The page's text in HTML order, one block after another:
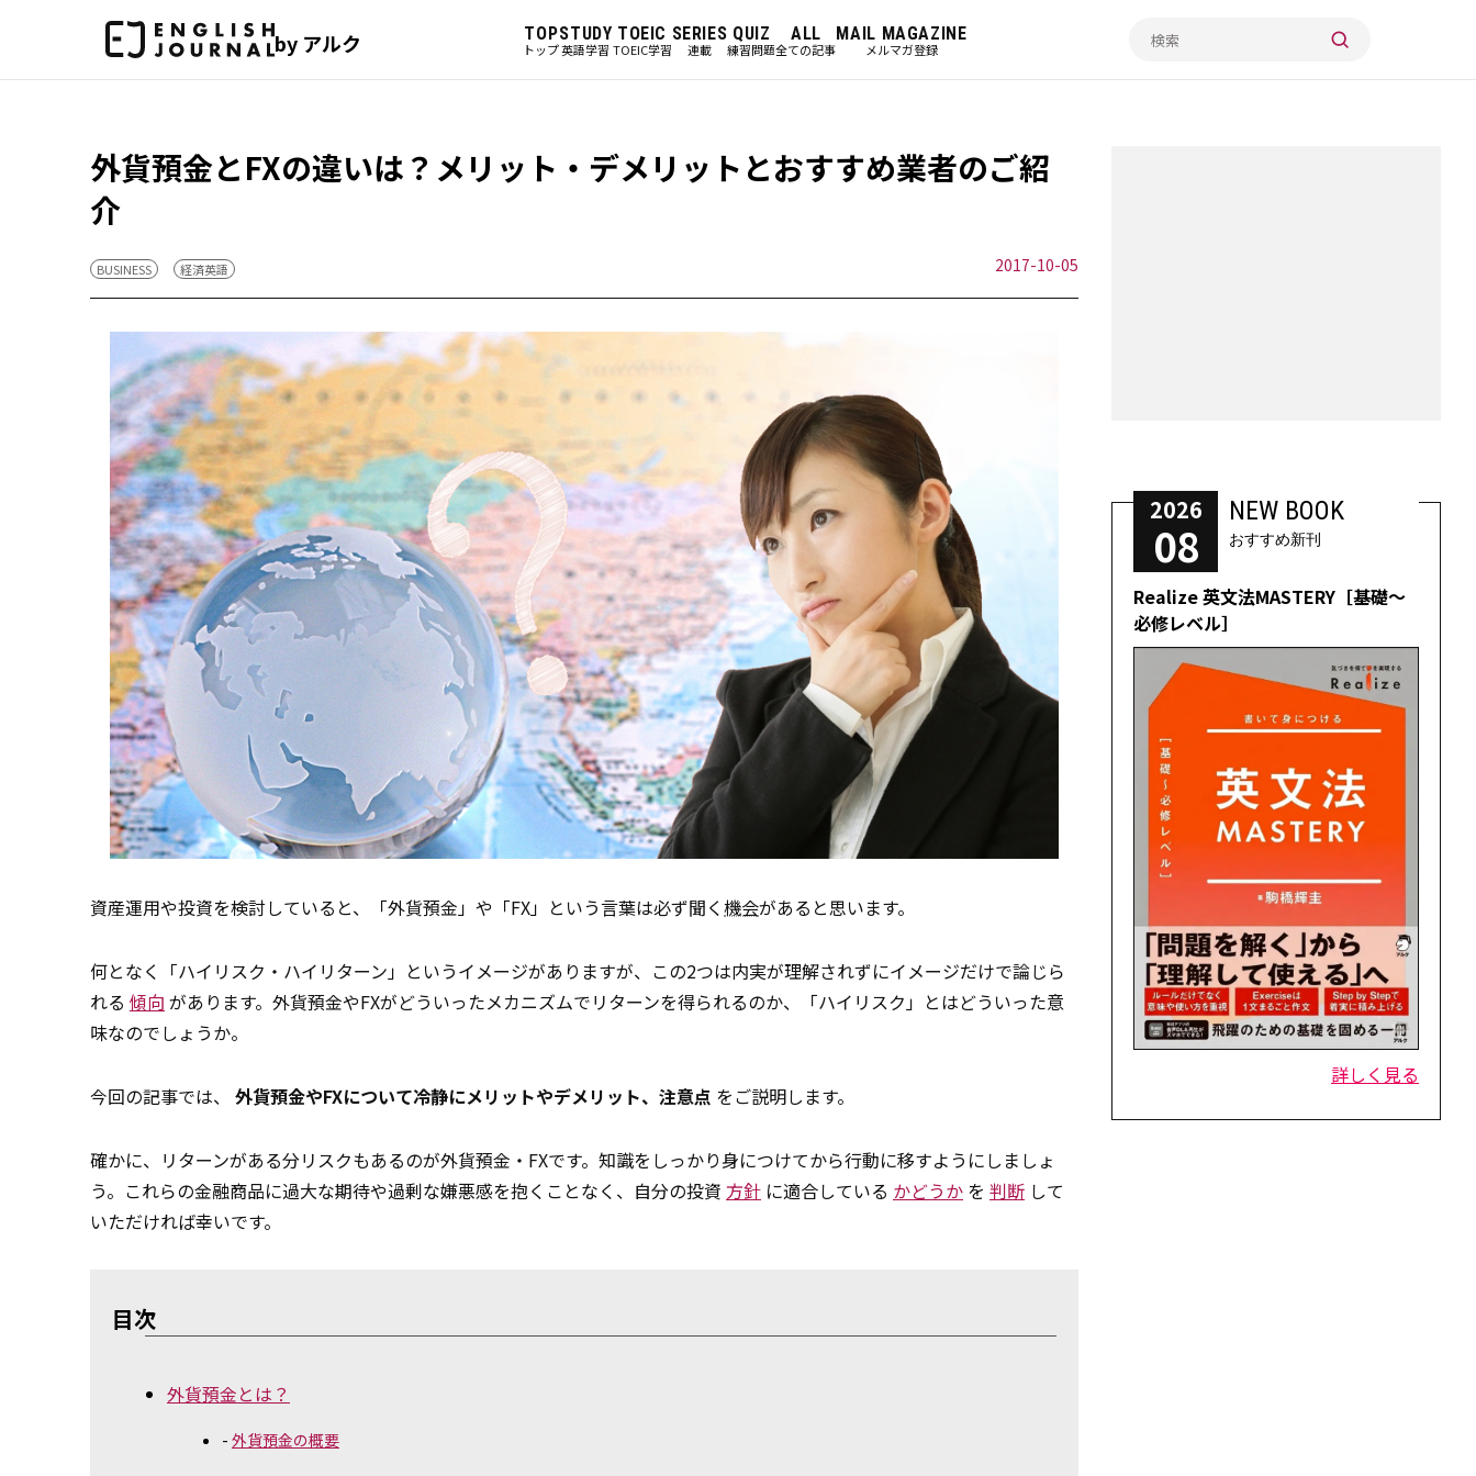
by アルク TOP
トップ
STUDY
英語学習
TOEIC
TOEIC学習
SERIES
連載
QUIZ
練習問題
ALL
全ての記事
MAIL MAGAZINE
メルマガ登録
外貨預金とFXの違いは？メリット・デメリットとおすすめ業者のご紹
介
BUSINESS 経済英語 2017-10-05
資産運用や投資を検討していると、「外貨預金」や「FX」という言葉は必ず聞く機会があると思います。
何となく「ハイリスク・ハイリターン」というイメージがありますが、この2つは内実が理解されずにイメージだけで論じら
れる 傾向 があります。外貨預金やFXがどういったメカニズムでリターンを得られるのか、「ハイリスク」とはどういった意
味なのでしょうか。
今回の記事では、 外貨預金やFXについて冷静にメリットやデメリット、注意点 をご説明します。
確かに、リターンがある分リスクもあるのが外貨預金・FXです。知識をしっかり身につけてから行動に移すようにしましょ
う。これらの金融商品に過大な期待や過剰な嫌悪感を抱くことなく、自分の投資 方針 に適合している かどうか を 判断 して
いただければ幸いです。
目次
外貨預金とは？
外貨預金の概要
2026
08
NEW BOOK
おすすめ新刊
Realize 英文法MASTERY［基礎～
必修レベル］
詳しく見る